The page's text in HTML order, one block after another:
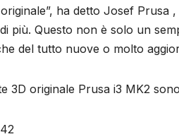
ha detto Josef Prusa
più. Questo non è solo un
del tutto nuove o molto
3D originale Prusa i3 MK2